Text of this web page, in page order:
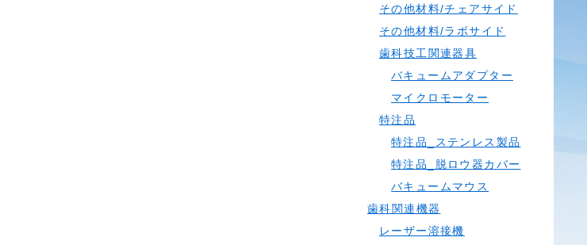
その他材料/チェアサイド
その他材料/ラボサイド
歯科技工関連器具
バキュームアダプター
マイクロモーター
特注品
特注品_ステンレス製品
特注品_脱ロウ器カバー
バキュームマウス
歯科関連機器
レーザー溶接機